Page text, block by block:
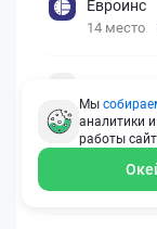
Евроинс
14 место
15 место
Согласие
Мы
аналитики
работы